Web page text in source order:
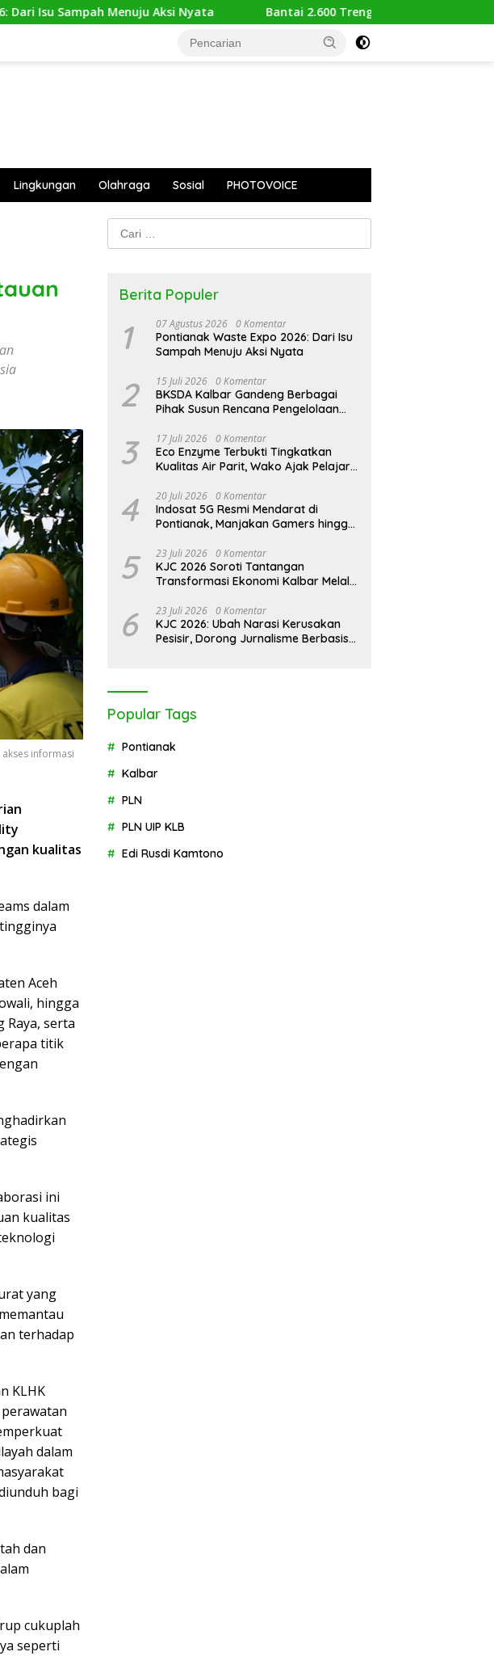
Aksi Nyata Bantai 2.600 Trenggiling Demi Mitos Sesat, Polisi Gulung
Lingkungan Olahraga Sosial PHOTOVOICE
informasi
kualitas
dalam
Aceh
hingga
Raya, serta
titik
ini
kualitas
yang
terhadap
KLHK
dalam
bagi
dan
cukuplah
seperti
Cari
untuk:
Berita Populer
1 07 Agustus 2026 0 Komentar
Pontianak Waste Expo 2026: Dari Isu
Sampah Menuju Aksi Nyata
2 15 Juli 2026 0 Komentar
BKSDA Kalbar Gandeng Berbagai
Pihak Susun Rencana Pengelolaan
Karimata 2027-2036
3 17 Juli 2026 0 Komentar
Eco Enzyme Terbukti Tingkatkan
Kualitas Air Parit, Wako Ajak Pelajar
4 20 Juli 2026 0 Komentar
Indosat 5G Resmi Mendarat di
Pontianak, Manjakan Gamers hingga
5 23 Juli 2026 0 Komentar
KJC 2026 Soroti Tantangan
Transformasi Ekonomi Kalbar Melalui
6 23 Juli 2026 0 Komentar
KJC 2026: Ubah Narasi Kerusakan
Pesisir, Dorong Jurnalisme Berbasis
Popular Tags
Pontianak
Kalbar
PLN
PLN UIP KLB
Edi Rusdi Kamtono